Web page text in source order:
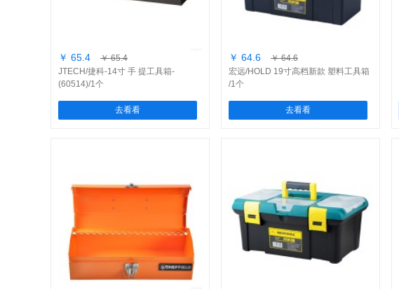
￥ 65.4
￥ 65.4
JTECH/捷科-14寸 手 提工具箱-
(60514)/1个
去看看
￥ 64.6
￥ 64.6
宏远/HOLD 19寸高档新款 塑料工具箱
/1个
去看看